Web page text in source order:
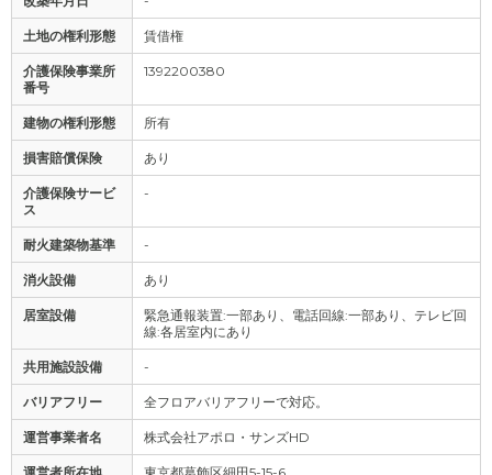
土地の権利形態 賃借権
介護保険事業所
番号
1392200380
建物の権利形態 所有
損害賠償保険 あり
介護保険サービ
ス
-
耐火建築物基準 -
消火設備 あり
居室設備
緊急通報装置:一部あり、電話回線:一部あり、テレビ回
線:各居室内にあり
共用施設設備 -
バリアフリー 全フロアバリアフリーで対応。
運営事業者名 株式会社アポロ・サンズHD